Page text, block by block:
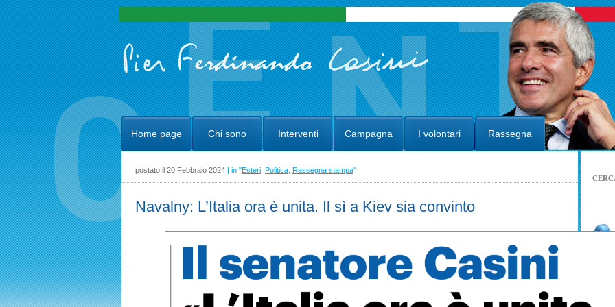
Home page Chi sono Interventi Campagna I volontari Rassegna
postato il 20 Febbraio 2024 | in "Esteri Politica Rassegna stampa"
Navalny: L’Italia ora è unita. Il sì a Kiev sia convinto